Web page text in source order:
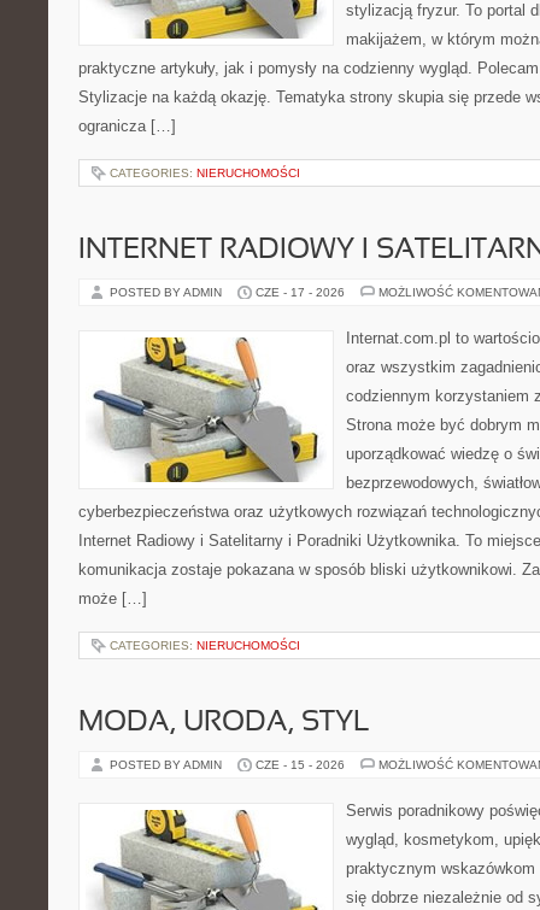
stylizacją fryzur. To portal
makijażem, w którym
praktyczne artykuły, jak i pomysły na codzienny wygląd.
Stylizacje na każdą okazję. Tematyka strony skupia się przede
ogranicza […]
CATEGORIES: NIERUCHOMOŚCI
INTERNET RADIOWY I
POSTED BY ADMIN CZE - 17 - 2026 MOŻLIWOŚĆ
Internat.com.pl to
oraz wszystkim
codziennym korzystaniem
Strona może być dobrym
uporządkować wiedzę o
bezprzewodowych,
cyberbezpieczeństwa oraz użytkowych rozwiązań
Internet Radiowy i Satelitarny i Poradniki Użytkownika. To
komunikacja zostaje pokazana w sposób bliski użytkownikowi.
może […]
CATEGORIES: NIERUCHOMOŚCI
MODA, URODA, STYL
POSTED BY ADMIN CZE - 15 - 2026 MOŻLIWOŚĆ
Serwis poradnikowy
wygląd, kosmetykom,
praktycznym
się dobrze niezależnie od